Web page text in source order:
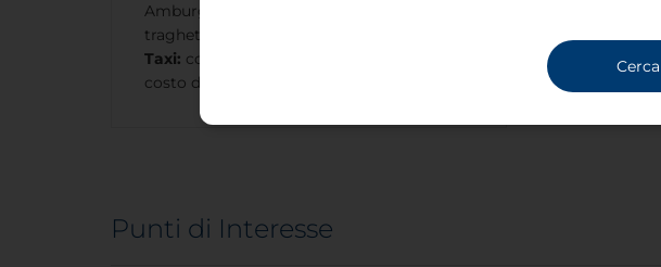
Amburgo, oltre a una selezione di
traghetti.
Taxi: corsa della durata di 20 minuti con
costo di circa 30 €.
Punti di Interesse
Cerca